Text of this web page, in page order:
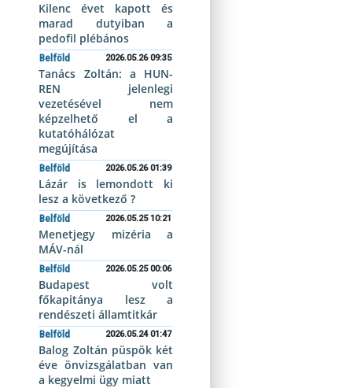
Kilenc évet kapott és
marad dutyiban a
pedofil plébános
Belföld 2026.05.26 09:35
Tanács Zoltán: a HUN-
REN jelenlegi
vezetésével nem
képzelhető el a
kutatóhálózat
megújítása
Belföld 2026.05.26 01:39
Lázár is lemondott ki
lesz a következő ?
Belföld 2026.05.25 10:21
Menetjegy mizéria a
MÁV-nál
Belföld 2026.05.25 00:06
Budapest volt
főkapitánya lesz a
rendészeti államtitkár
Belföld 2026.05.24 01:47
Balog Zoltán püspök két
éve önvizsgálatban van
a kegyelmi ügy miatt